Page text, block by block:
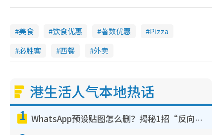
美食 饮食优惠 著数优惠
Pizza
必胜客
西餐 外卖
港生活人气本地热话
1 WhatsApp预设贴图怎么删？揭秘1招“反向操作”还原简洁界面 附3步实测教程